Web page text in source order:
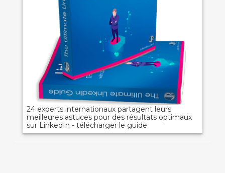
24 experts internationaux partagent leurs
meilleures astuces pour des résultats optimaux
sur LinkedIn - télécharger le guide